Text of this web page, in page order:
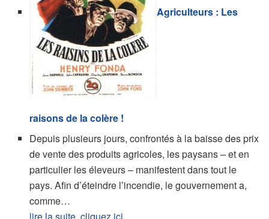
Agriculteurs : Les
raisons de la colère !
Depuis plusieurs jours, confrontés à la baisse des prix
de vente des produits agricoles, les paysans – et en
particulier les éleveurs – manifestent dans tout le
pays. Afin d’éteindre l’incendie, le gouvernement a,
comme…